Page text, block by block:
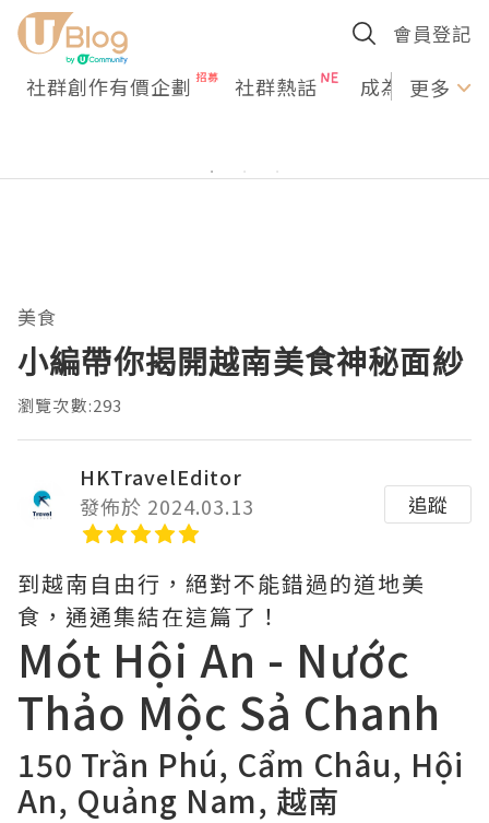
會員登記
社群創作有價企劃 社群熱話 成為U更多
美食
小編帶你揭開越南美食神秘面紗
瀏覽次數:293
HKTravelEditor
發佈於 2024.03.13
追蹤
到越南自由行，絕對不能錯過的道地美
食，通通集結在這篇了！
Mót Hội An - Nước
Thảo Mộc Sả Chanh
150 Trần Phú, Cẩm Châu, Hội
An, Quảng Nam, 越南